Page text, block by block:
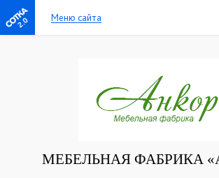
2.0 Меню сайта
МЕБЕЛЬНАЯ ФАБРИКА